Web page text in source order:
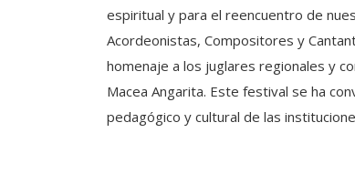
espiritual y para el reencuentro de
Acordeonistas, Compositores y
homenaje a los juglares regionales y
Macea Angarita. Este festival se ha
pedagógico y cultural de las